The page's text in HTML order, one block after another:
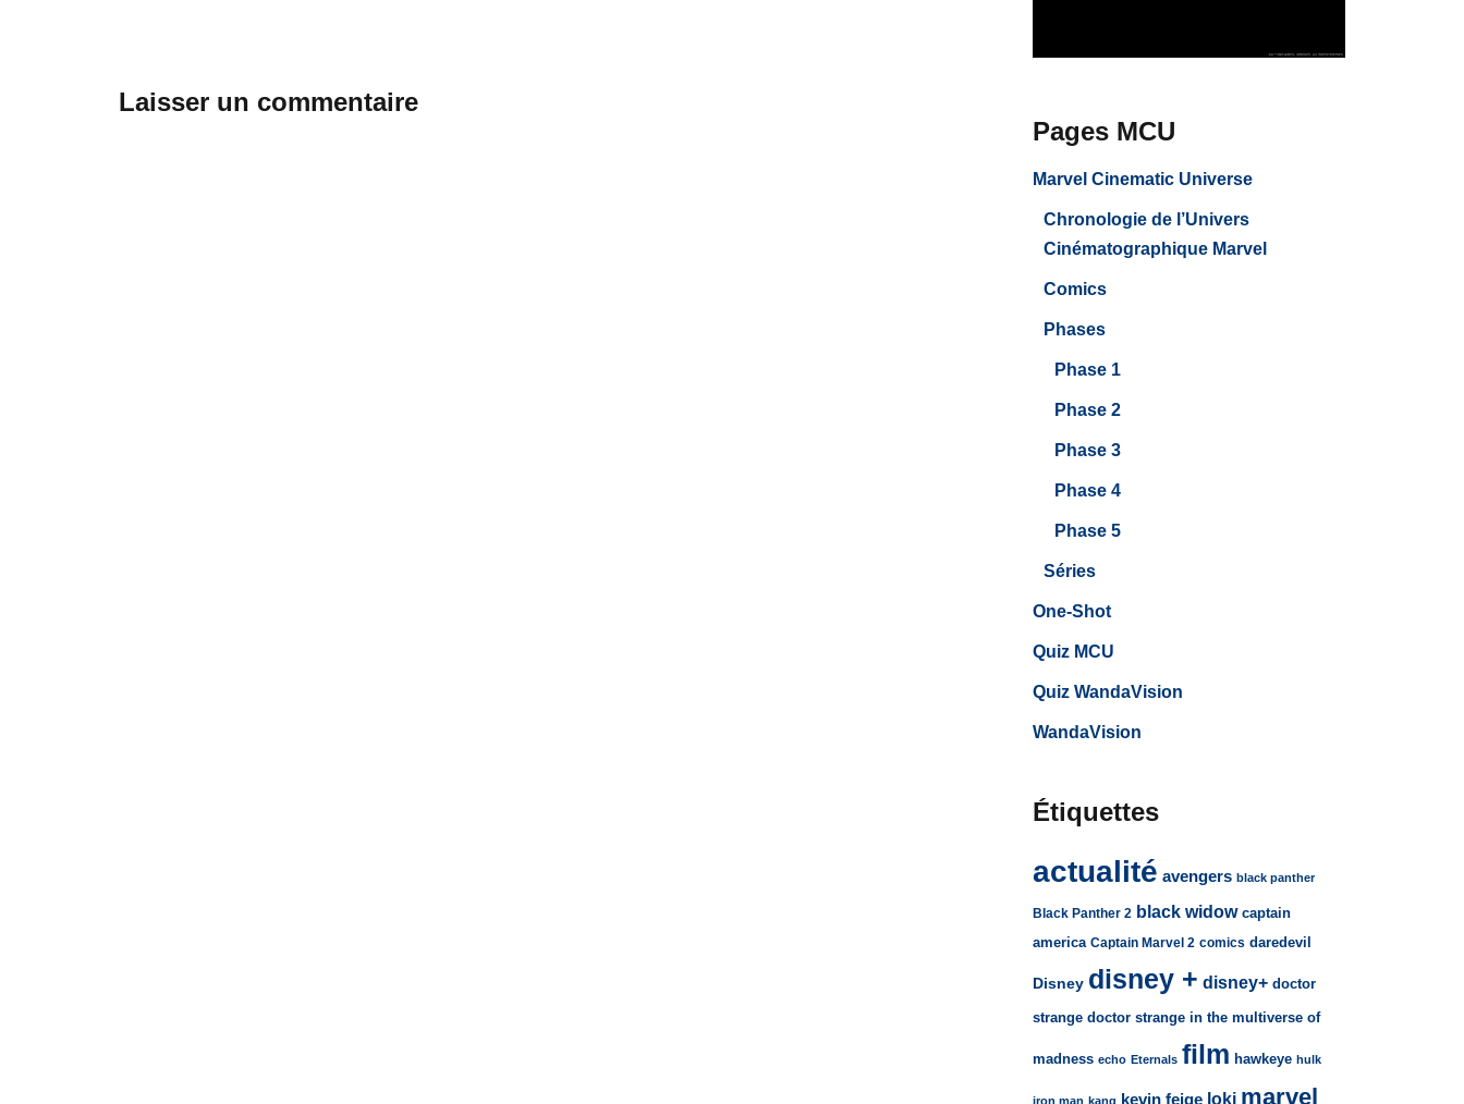
Laisser un commentaire
Pages MCU
Marvel Cinematic Universe
Chronologie de l’Univers
Cinématographique Marvel
Comics
Phases
Phase 1
Phase 2
Phase 3
Phase 4
Phase 5
Séries
One-Shot
Quiz MCU
Quiz WandaVision
WandaVision
Étiquettes
actualité avengers black panther
Black Panther 2 black widow captain
america Captain Marvel 2 comics daredevil
Disney disney + disney+ doctor
strange doctor strange in the multiverse of
madness echo Eternals film hawkeye hulk
iron man kang kevin feige loki marvel